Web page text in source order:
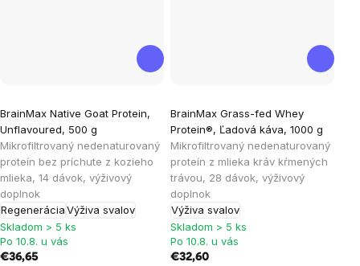
BrainMax Native Goat Protein,
Unflavoured, 500 g
Mikrofiltrovaný nedenaturovaný
proteín bez príchute z kozieho
mlieka, 14 dávok, výživový
doplnok
RegeneráciaVýživa svalov
Skladom > 5 ks
Po 10.8. u vás
€36,65
BrainMax Grass-fed Whey
Protein®, Ľadová káva, 1000 g
Mikrofiltrovaný nedenaturovaný
proteín z mlieka kráv kŕmených
trávou, 28 dávok, výživový
doplnok
Výživa svalov
hodnotenie
produktu
je
4,6
z
5
hviezdičiek.
Skladom > 5 ks
Po 10.8. u vás
€32,60